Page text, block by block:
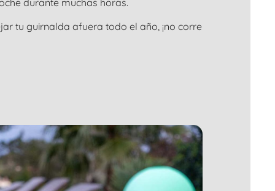
tu guirnalda afuera todo el año, ¡no corre